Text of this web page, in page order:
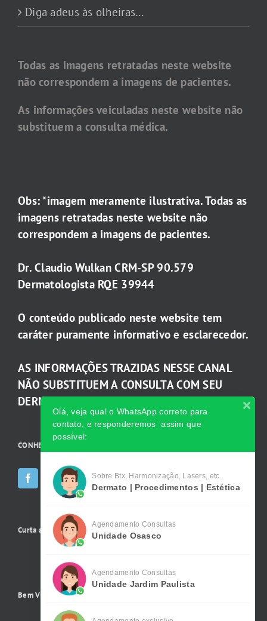
Diga adeus às olheiras…
Todas as imagens retratadas neste website
não correspondem a imagens de pacientes.
As informações veiculadas neste website não
substituem a consulta médica.
Obs: *imagem meramente ilustrativa. Todas as
imagens retratadas neste website não
correspondem a imagens de pacientes.
Dr. Claudio Wulkan CRM-SP 90.579
Dermatologista RQE 39944
O conteúdo publicado neste website tem
caráter puramente informativo e esclarecedor.
AS INFORMAÇÕES TRAZIDAS NESSE CANAL
NÃO SUBSTITUEM A CONSULTA COM SEU
DERMATOLOGISTA.
CONHEÇA AS INCRÍVEIS Redes Sociais da Clínica
Curta a gente no Facebook
Bem Vindo !
Olá, veja qual o WhatsApp correto para
contato, e responderemos assim que
possível:
Sobre Btx, Harmonização, Lasers, etc..
Dermato | Procedimentos | Estética
Agendamento Consultas
Unidade Osasco
Agendamento Consultas
Unidade Jardim Paulista